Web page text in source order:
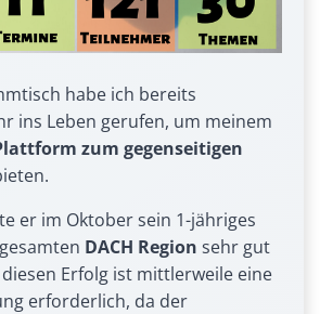
habe ich bereits
ins Leben gerufen, um meinem
zum gegenseitigen
er im Oktober sein 1-jähriges
DACH Region sehr gut
Erfolg ist mittlerweile eine
erforderlich, da der